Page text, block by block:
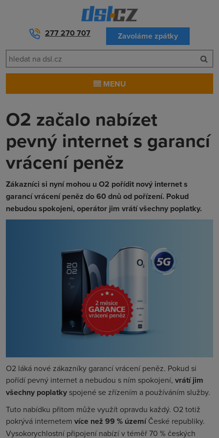
277 270 707 Zavoláme zpátky
MENU
O2 začalo nabízet
pevný internet s garancí
vrácení peněz
Zákazníci si nyní mohou u O2 pořídit nový internet s
garancí vrácení peněz do 60 dnů od pořízení. Pokud
nebudou spokojeni, operátor jim vrátí všechny poplatky.
O2 láká nové zákazníky garancí vrácení peněz. Pokud si
pořídí pevný internet a nebudou s ním spokojení, vrátí jim
všechny poplatky spojené se zřízením a používáním služby.
Tuto nabídku přitom může využít opravdu každý. O2 totiž
pokrývá internetem více než 99 % územíČeské republiky.
Vysokorychlostní připojení nabízí v téměř 70 % českých